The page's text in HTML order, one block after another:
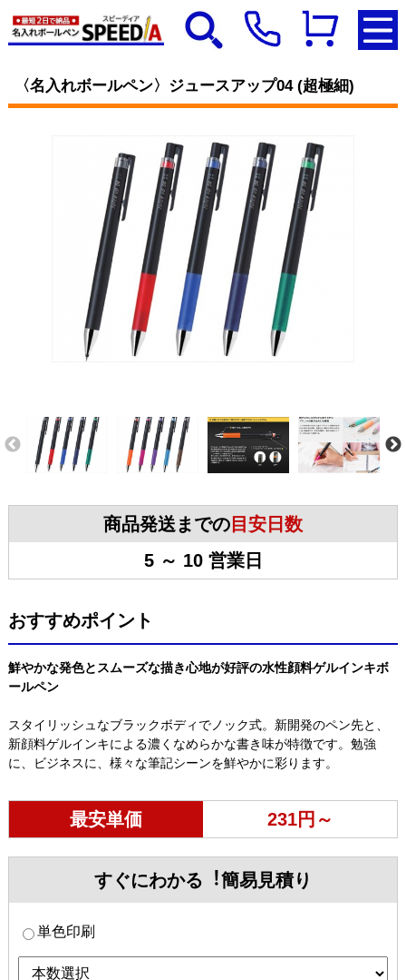
〈名入れボールペン〉ジュースアップ04 (超極細)
商品発送までの 目安日数
5 ～ 10 営業日
おすすめポイント
鮮やかな発色とスムーズな描き心地が好評の水性顔料ゲルインキボ
ールペン
スタイリッシュなブラックボディでノック式。新開発のペン先と、
新顔料ゲルインキによる濃くなめらかな書き味が特徴です。勉強
に、ビジネスに、様々な筆記シーンを鮮やかに彩ります。
最安単価 231円～
すぐにわかる︕簡易見積り
単色印刷